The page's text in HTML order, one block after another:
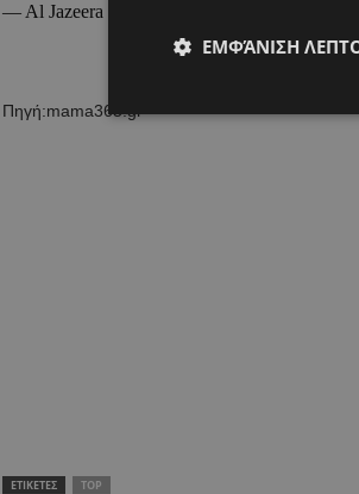
— Al Jazeera Breaking News (@AJENews)
Πηγή:mama365.gr
ΕΤΙΚΕΤΕΣ TOP
ΕΜΦΆΝΙΣΗ